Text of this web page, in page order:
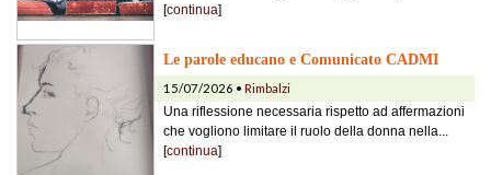
[continua]
Le parole educano e Comunicato CADMI
15/07/2026 • Rimbalzi
Una riflessione necessaria rispetto ad affermazioni
che vogliono limitare il ruolo della donna nella...
[continua]